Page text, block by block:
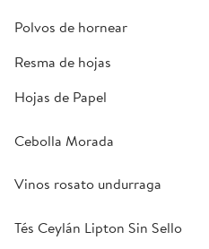
Polvos de hornear
Resma de hojas
Hojas de Papel
Cebolla Morada
Vinos rosato undurraga
Tés Ceylán Lipton Sin Sello